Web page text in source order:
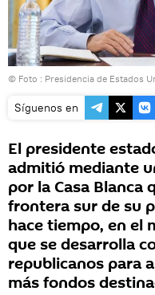
© Foto : Presidencia de Estados
Síguenos en
El presidente
admitió mediante
por la Casa Blanca
frontera sur de su
hace tiempo, en el
que se desarrolla
republicanos para
más fondos